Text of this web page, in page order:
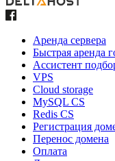
Аренда сервера
Быстрая аренда
Ассистент
VPS
Cloud storage
MySQL CS
Redis CS
Регистрация
Перенос домена
Оплата